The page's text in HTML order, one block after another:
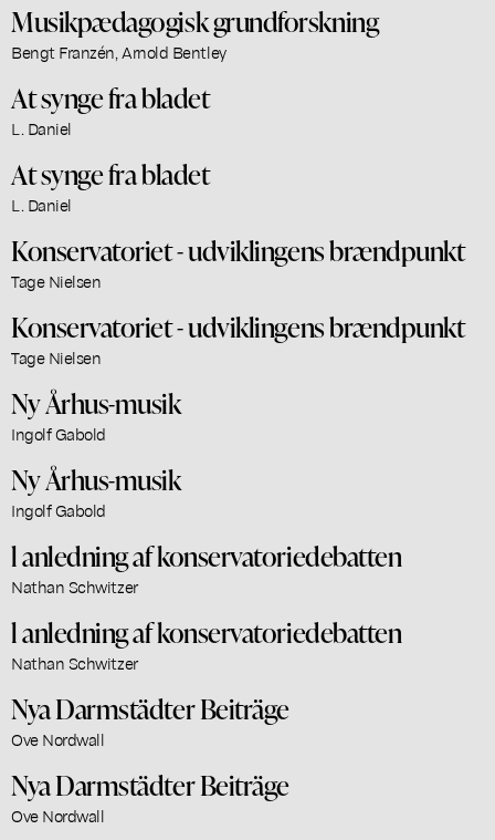
Musikpædagogisk grundforskning
Bengt Franzén, Arnold Bentley
At synge fra bladet
L. Daniel
At synge fra bladet
L. Daniel
Konservatoriet - udviklingens brændpunkt
Tage Nielsen
Konservatoriet - udviklingens brændpunkt
Tage Nielsen
Ny Århus-musik
Ingolf Gabold
Ny Århus-musik
Ingolf Gabold
l anledning af konservatoriedebatten
Nathan Schwitzer
l anledning af konservatoriedebatten
Nathan Schwitzer
Nya Darmstädter Beiträge
Ove Nordwall
Nya Darmstädter Beiträge
Ove Nordwall